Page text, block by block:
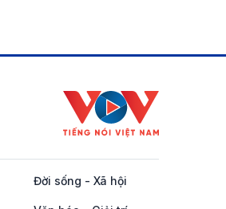
Đời sống - Xã hội